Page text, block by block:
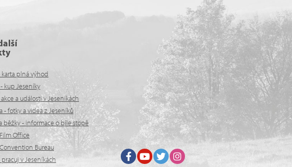
karta plná výhod
kup Jeseníky
a události v Jeseníkách
- fotky a videa z Jeseníků
běžky - informace o bíle stopě
Office
Bureau
pracuj v Jeseníkách
FacebookYoutubeTwitter Instagram